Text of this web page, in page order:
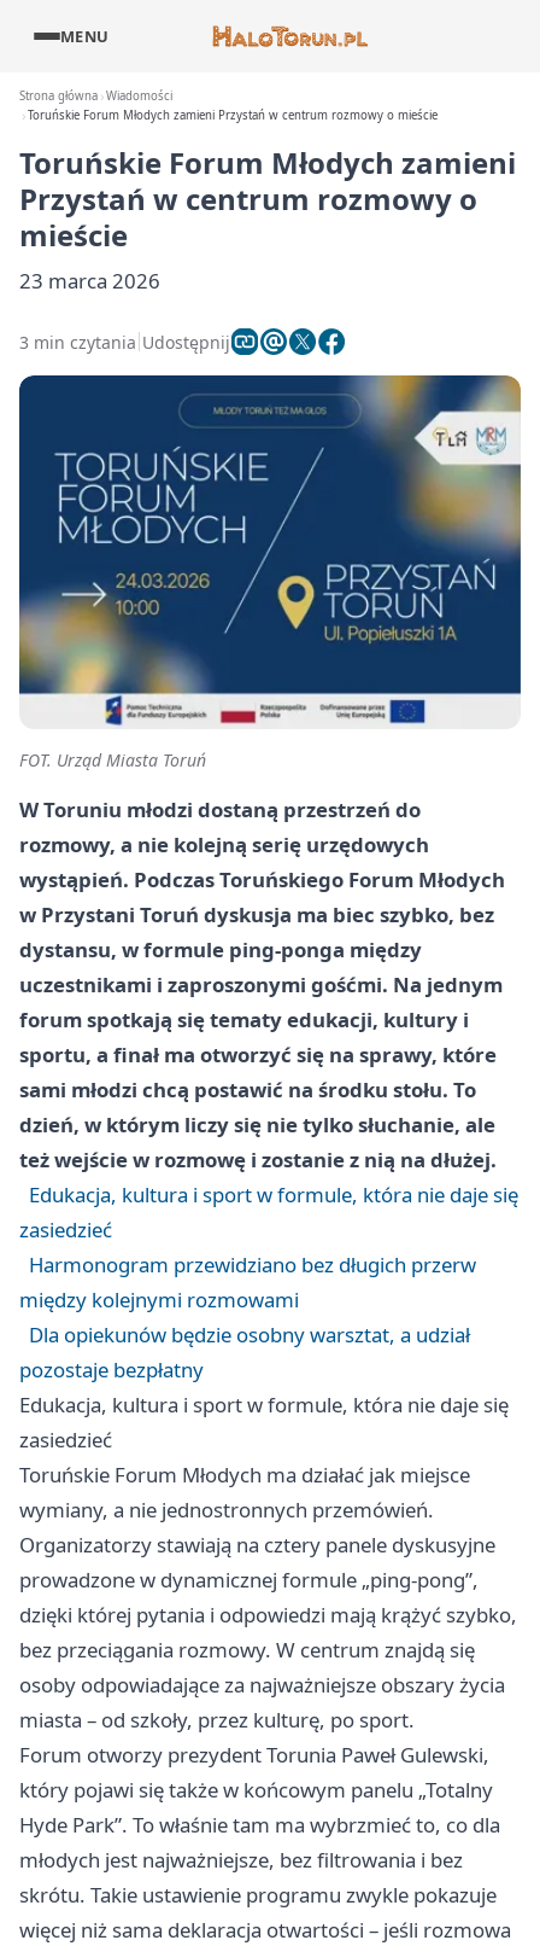
MENU
Strona główna Wiadomości
Toruńskie Forum Młodych zamieni Przystań w centrum rozmowy o mieście
Toruńskie Forum Młodych zamieni
Przystań w centrum rozmowy o
mieście
23 marca 2026
3 min czytania Udostępnij
FOT. Urząd Miasta Toruń
W Toruniu młodzi dostaną przestrzeń do
rozmowy, a nie kolejną serię urzędowych
wystąpień. Podczas Toruńskiego Forum Młodych
w Przystani Toruń dyskusja ma biec szybko, bez
dystansu, w formule ping-ponga między
uczestnikami i zaproszonymi gośćmi. Na jednym
forum spotkają się tematy edukacji, kultury i
sportu, a finał ma otworzyć się na sprawy, które
sami młodzi chcą postawić na środku stołu. To
dzień, w którym liczy się nie tylko słuchanie, ale
też wejście w rozmowę i zostanie z nią na dłużej.
Edukacja, kultura i sport w formule, która nie daje się
zasiedzieć
Harmonogram przewidziano bez długich przerw
między kolejnymi rozmowami
Dla opiekunów będzie osobny warsztat, a udział
pozostaje bezpłatny
Edukacja, kultura i sport w formule, która nie daje się
zasiedzieć
Toruńskie Forum Młodych ma działać jak miejsce
wymiany, a nie jednostronnych przemówień.
Organizatorzy stawiają na cztery panele dyskusyjne
prowadzone w dynamicznej formule „ping-pong”,
dzięki której pytania i odpowiedzi mają krążyć szybko,
bez przeciągania rozmowy. W centrum znajdą się
osoby odpowiadające za najważniejsze obszary życia
miasta – od szkoły, przez kulturę, po sport.
Forum otworzy prezydent Torunia Paweł Gulewski,
który pojawi się także w końcowym panelu „Totalny
Hyde Park”. To właśnie tam ma wybrzmieć to, co dla
młodych jest najważniejsze, bez filtrowania i bez
skrótu. Takie ustawienie programu zwykle pokazuje
więcej niż sama deklaracja otwartości – jeśli rozmowa